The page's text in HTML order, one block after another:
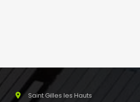
Saint Gilles les Hauts